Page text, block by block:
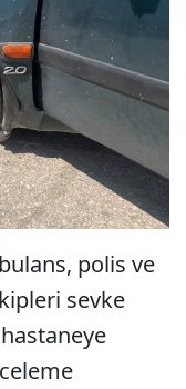
polis ve
sevke